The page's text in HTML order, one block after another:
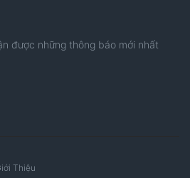
được những thông báo mới nhất
Thiệu